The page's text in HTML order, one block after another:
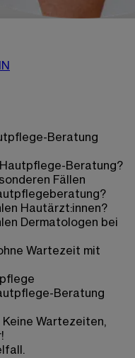
Beratung
Beratung?
Fällen
Hautärzt:innen?
Dermatologen bei
Wartezeit mit
Beratung
Keine Wartezeiten,